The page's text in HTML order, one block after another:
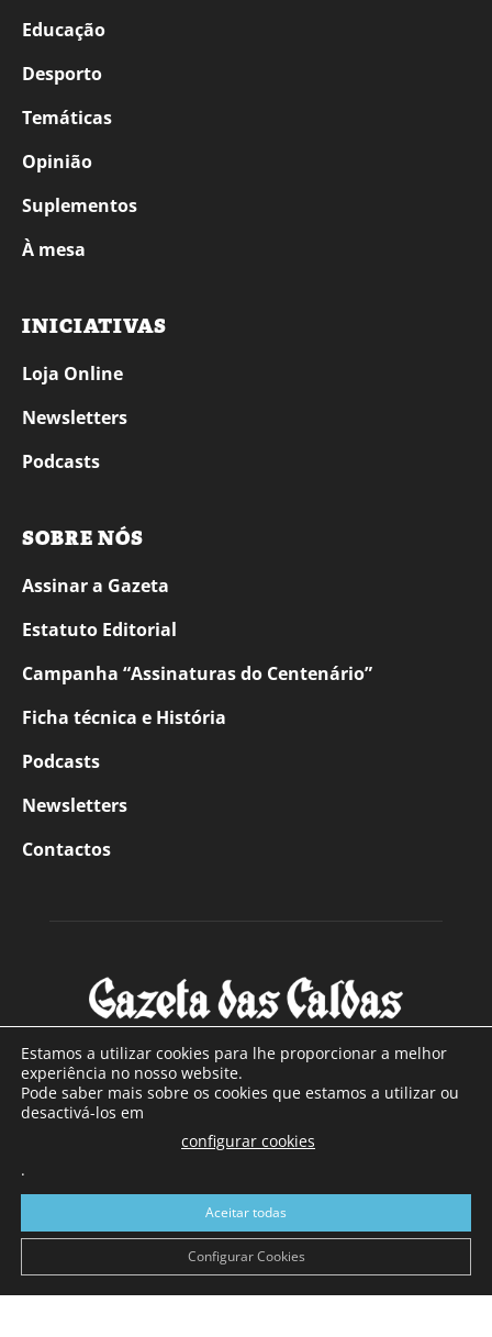
Educação
Desporto
Temáticas
Opinião
Suplementos
À mesa
INICIATIVAS
Loja Online
Newsletters
Podcasts
SOBRE NÓS
Assinar a Gazeta
Estatuto Editorial
Campanha “Assinaturas do Centenário”
Ficha técnica e História
Podcasts
Newsletters
Contactos
SOBRE NÓS
Com sede nas Caldas da Rainha e mais de 90 anos de
a sul de distrito de Leiria, com mais de 40.000 leitores por
toda a região Oeste. Jornal com distribuição em Portugal
Continental e assinatura online.
Estamos a utilizar cookies para lhe proporcionar a melhor
experiência no nosso website.
Pode saber mais sobre os cookies que estamos a utilizar ou
desactivá-los em
configurar cookies
.
Aceitar todas
Configurar Cookies